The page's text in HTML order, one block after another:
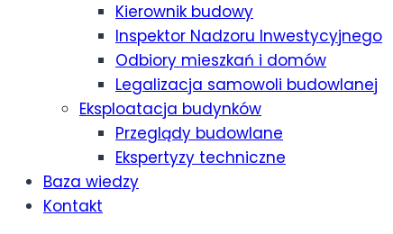
Kierownik budowy
Inspektor Nadzoru Inwestycyjnego
Odbiory mieszkań i domów
Legalizacja samowoli budowlanej
Eksploatacja budynków
Przeglądy budowlane
Ekspertyzy techniczne
Baza wiedzy
Kontakt